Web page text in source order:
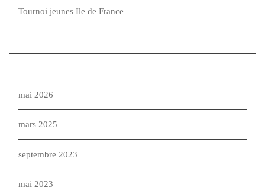
Tournoi jeunes Ile de France
mai 2026
mars 2025
septembre 2023
mai 2023